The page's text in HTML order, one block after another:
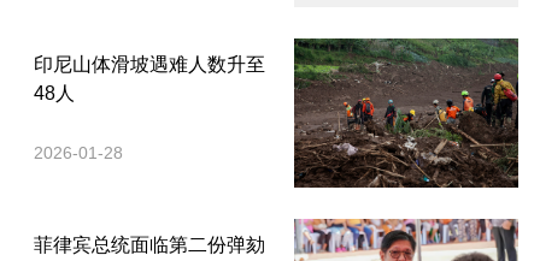
印尼山体滑坡遇难人数升至
48人
2026-01-28
菲律宾总统面临第二份弹劾